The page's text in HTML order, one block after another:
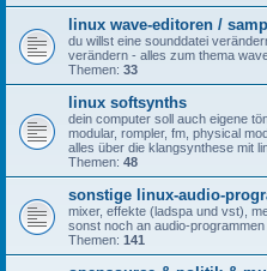
linux wave-editoren /
du willst eine sounddatei
verändern - alles zum thema
Themen: 33
linux softsynths
dein computer soll auch eigene
modular, rompler, fm, physical
alles über die klangsynthese mit
Themen: 48
sonstige linux-audio-
mixer, effekte (ladspa und vst),
sonst noch an audio-programmen
Themen: 141